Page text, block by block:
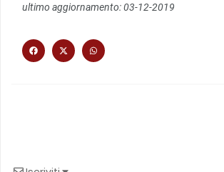
ultimo aggiornamento: 03-12-2019